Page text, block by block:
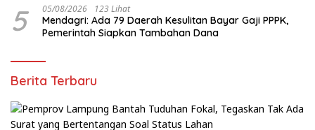
5 05/08/2026 123 Lihat
Mendagri: Ada 79 Daerah Kesulitan Bayar Gaji PPPK,
Pemerintah Siapkan Tambahan Dana
Berita Terbaru